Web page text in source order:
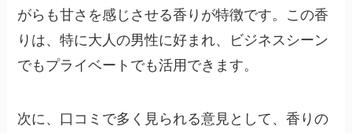
がらも甘さを感じさせる香りが特徴です。この香
りは、特に大人の男性に好まれ、ビジネスシーン
でもプライベートでも活用できます。
次に、口コミで多く見られる意見として、香りの